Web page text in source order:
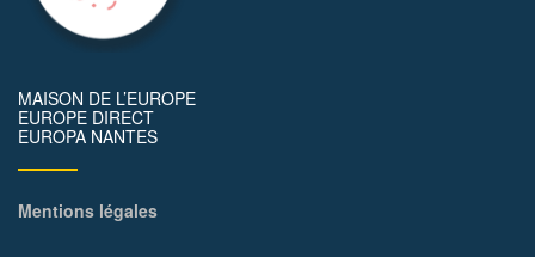
MAISON DE L’EUROPE
EUROPE DIRECT
EUROPA NANTES
Mentions légales